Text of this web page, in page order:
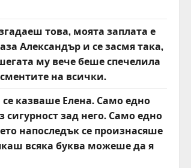
това, моята заплата е
Александър и се засмя така,
му вече беше спечелила
на всички.
казваше Елена. Само едно
сигурност зад него. Само едно
напоследък се произнасяше
всяка буква можеше да я